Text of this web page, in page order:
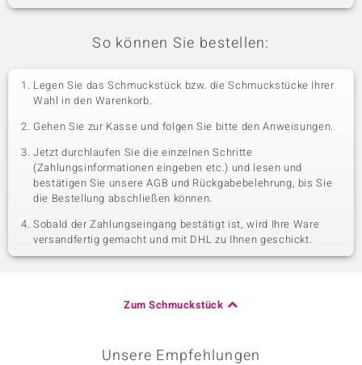
So können Sie bestellen:
Legen Sie das Schmuckstück bzw. die Schmuckstücke Ihrer
Wahl in den Warenkorb.
Gehen Sie zur Kasse und folgen Sie bitte den Anweisungen.
Jetzt durchlaufen Sie die einzelnen Schritte
(Zahlungsinformationen eingeben etc.) und lesen und
bestätigen Sie unsere AGB und Rückgabebelehrung, bis Sie
die Bestellung abschließen können.
Sobald der Zahlungseingang bestätigt ist, wird Ihre Ware
versandfertig gemacht und mit DHL zu Ihnen geschickt.
Zum Schmuckstück
Unsere Empfehlungen